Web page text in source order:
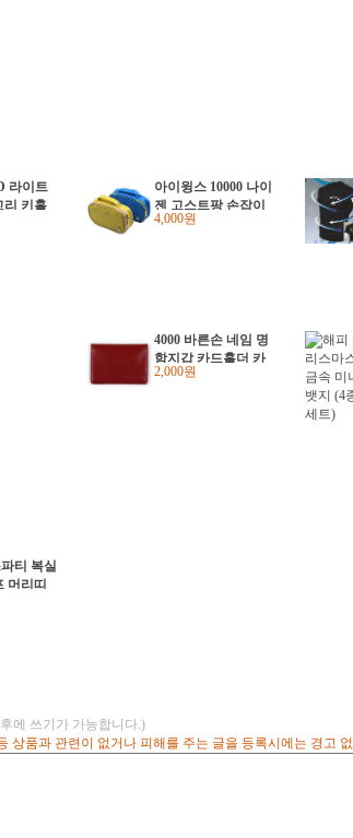
라이트
리 키홀
유치원
아이윙스 10000 나이
젠 고스트팡 손잡이
파우치 다용도 수납
4,000원
4000 바른손 네임 명
함지갑 카드홀더 카
드지갑
2,000원
티 복실
머리띠
에 쓰기가 가능합니다.)
상품과 관련이 없거나 피해를 주는 글을 등록시에는 경고